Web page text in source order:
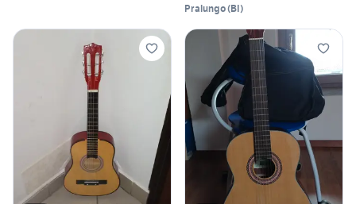
Pralungo(BI)